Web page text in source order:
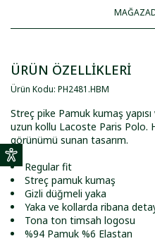
ÜRÜN ÖZELLİKLERİ
Ürün Kodu: PH2481 .HBM
Streç pike Pamuk kumaş
uzun kollu Lacoste Paris Polo.
görünümü sunan tasarım.
Regular fit
Streç pamuk kumaş
Gizli düğmeli yaka
Yaka ve kollarda ribana
Tona ton timsah logosu
%94 Pamuk %6 Elastan